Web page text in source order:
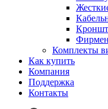
Комплекты
Как купить
Компания
Поддержка
Контакты